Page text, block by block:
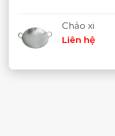
Chảo xi
Liên hệ